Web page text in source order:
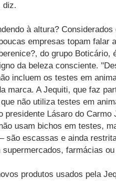
diz.
à altura?
empresas topam falar
do grupo
da beleza consciente.
incluem os testes em
marca. A Jequiti, que faz
não utiliza testes em
Lásaro do
usam bichos em testes,
são escassas e ainda
farmácias
produtos usados pela